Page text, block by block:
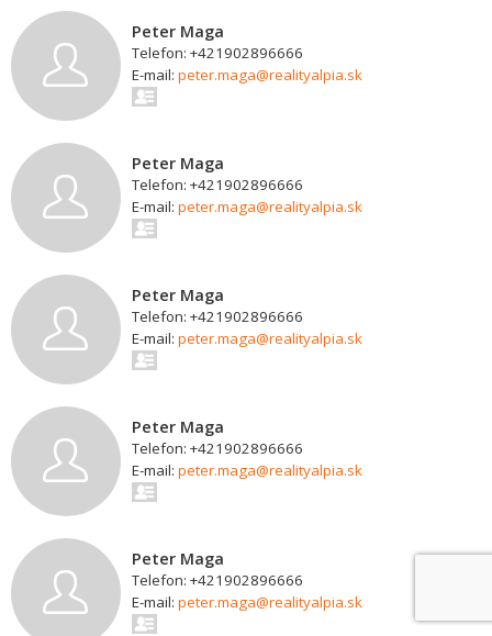
Peter Maga
Telefon: +421902896666
E-mail: peter.maga@realityalpia.sk
Peter Maga
Telefon: +421902896666
E-mail: peter.maga@realityalpia.sk
Peter Maga
Telefon: +421902896666
E-mail: peter.maga@realityalpia.sk
Peter Maga
Telefon: +421902896666
E-mail: peter.maga@realityalpia.sk
Peter Maga
Telefon: +421902896666
E-mail: peter.maga@realityalpia.sk